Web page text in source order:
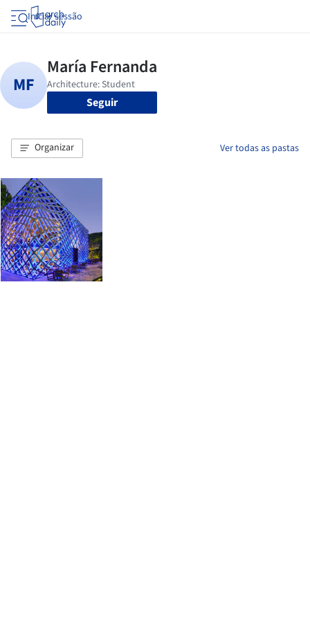
Iniciar sessão
Seguir
Organizar Ver todas as pastas